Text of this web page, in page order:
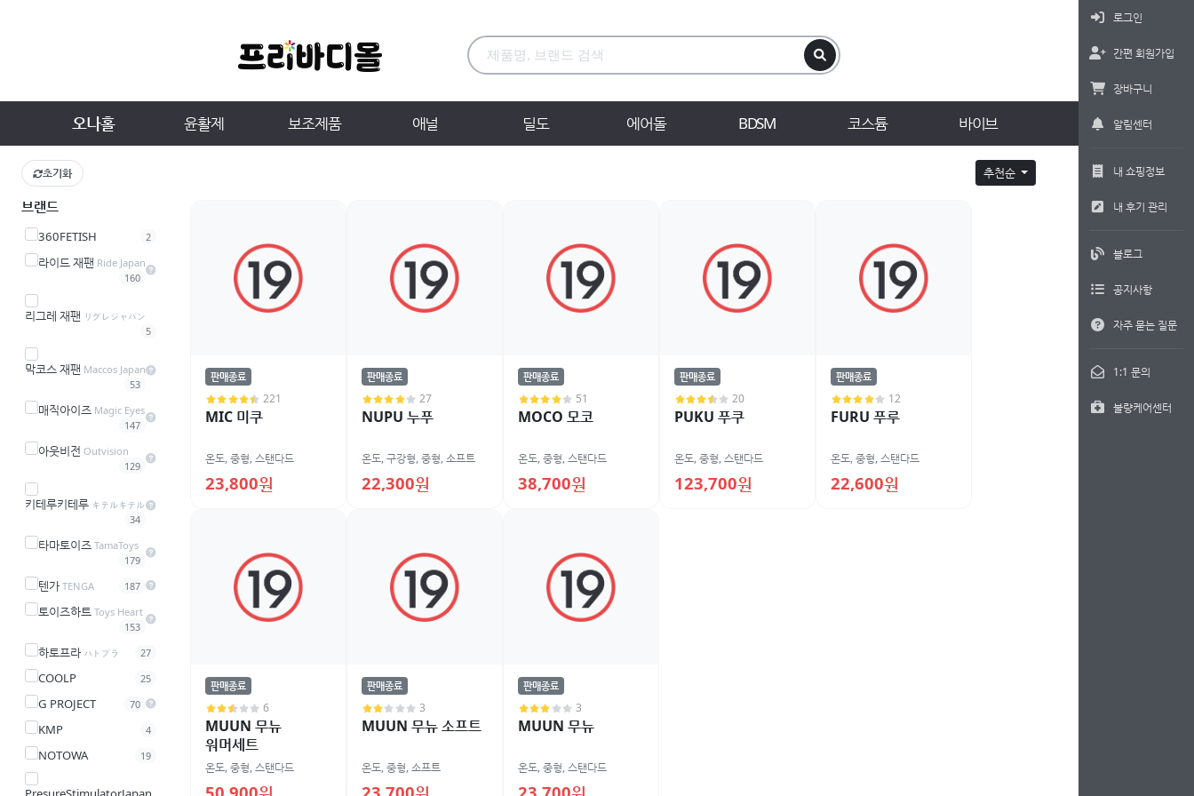
오나홀 윤활제 보조제품 애널 딜도 에어돌 BDSM 코스튬 바이브
로그인
간편 회원가입
장바구니
알림센터
내 쇼핑정보
내 후기 관리
블로그
공지사항
자주 묻는 질문
1:1 문의
불량케어센터
초기화
브랜드
360FETISH 2
라이드 재팬 Ride Japan
160
리그레 재팬 リグレジャパン
5
막코스 재팬 Maccos Japan
53
매직아이즈 Magic Eyes
147
아웃비전 Outvision
129
키테루키테루 キテルキテル
34
타마토이즈 TamaToys
179
텐가 TENGA 187
토이즈하트 Toys Heart
153
하토프라 ハトプラ 27
COOLP 25
G PROJECT 70
KMP 4
NOTOWA 19
추천순
판매종료
221
MIC 미쿠
온도,중형,스탠다드
23,800원
판매종료
27
NUPU 누푸
온도,구강형,중형,소프트
22,300원
판매종료
51
MOCO 모코
온도,중형,스탠다드
38,700원
판매종료
20
PUKU 푸쿠
온도,중형,스탠다드
123,700원
판매종료
12
FURU 푸루
온도,중형,스탠다드
22,600원
판매종료
6
MUUN 무뉴
워머세트
온도,중형,스탠다드
판매종료
3
MUUN 무뉴 소프트
온도,중형,소프트
판매종료
3
MUUN 무뉴
온도,중형,스탠다드